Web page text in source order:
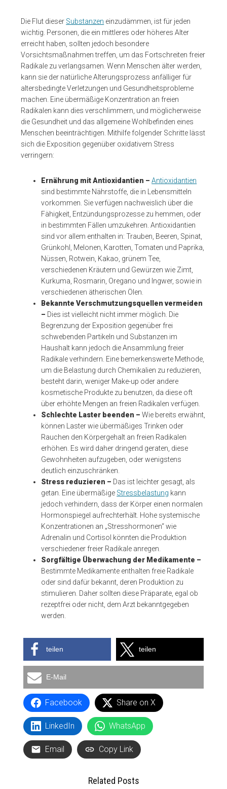
Die Flut dieser Substanzen einzudämmen, ist für jeden
wichtig. Personen, die ein mittleres oder höheres Alter
erreicht haben, sollten jedoch besondere
Vorsichtsmaßnahmen treffen, um das Fortschreiten freier
Radikale zu verlangsamen. Wenn Menschen älter werden,
kann sie der natürliche Alterungsprozess anfälliger für
altersbedingte Verletzungen und Gesundheitsprobleme
machen. Eine übermäßige Konzentration an freien
Radikalen kann dies verschlimmern, und möglicherweise
die Gesundheit und das allgemeine Wohlbefinden eines
Menschen beeinträchtigen. Mithilfe folgender Schritte lässt
sich die Exposition gegenüber oxidativem Stress
verringern:
Ernährung mit Antioxidantien – Antioxidantien
sind bestimmte Nährstoffe, die in Lebensmitteln
vorkommen. Sie verfügen nachweislich über die
Fähigkeit, Entzündungsprozesse zu hemmen, oder
in bestimmten Fällen umzukehren. Antioxidantien
sind vor allem enthalten in: Trauben, Beeren, Spinat,
Grünkohl, Melonen, Karotten, Tomaten und Paprika,
Nüssen, Rotwein, Kakao, grünem Tee,
verschiedenen Kräutern und Gewürzen wie Zimt,
Kurkuma, Rosmarin, Oregano und Ingwer, sowie in
verschiedenen ätherischen Ölen.
Bekannte Verschmutzungsquellen vermeiden
– Dies ist vielleicht nicht immer möglich. Die
Begrenzung der Exposition gegenüber frei
schwebenden Partikeln und Substanzen im
Haushalt kann jedoch die Ansammlung freier
Radikale verhindern. Eine bemerkenswerte Methode,
um die Belastung durch Chemikalien zu reduzieren,
besteht darin, weniger Make-up oder andere
kosmetische Produkte zu benutzen, da diese oft
über erhöhte Mengen an freien Radikalen verfügen.
Schlechte Laster beenden – Wie bereits erwähnt,
können Laster wie übermäßiges Trinken oder
Rauchen den Körpergehalt an freien Radikalen
erhöhen. Es wird daher dringend geraten, diese
Gewohnheiten aufzugeben, oder wenigstens
deutlich einzuschränken.
Stress reduzieren – Das ist leichter gesagt, als
getan. Eine übermäßige Stressbelastung kann
jedoch verhindern, dass der Körper einen normalen
Hormonspiegel aufrechterhält. Hohe systemische
Konzentrationen an „Stresshormonen“ wie
Adrenalin und Cortisol könnten die Produktion
verschiedener freier Radikale anregen.
Sorgfältige Überwachung der Medikamente –
Bestimmte Medikamente enthalten freie Radikale
oder sind dafür bekannt, deren Produktion zu
stimulieren. Daher sollten diese Präparate, egal ob
rezeptfrei oder nicht, dem Arzt bekanntgegeben
werden.
teilen teilen
E-Mail
Facebook Share on X
LinkedIn WhatsApp
Email Copy Link
Related Posts